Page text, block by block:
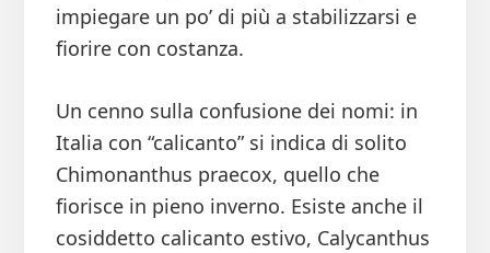
impiegare un po’ di più a stabilizzarsi e
fiorire con costanza.
Un cenno sulla confusione dei nomi: in
Italia con “calicanto” si indica di solito
Chimonanthus praecox, quello che
fiorisce in pieno inverno. Esiste anche il
cosiddetto calicanto estivo, Calycanthus